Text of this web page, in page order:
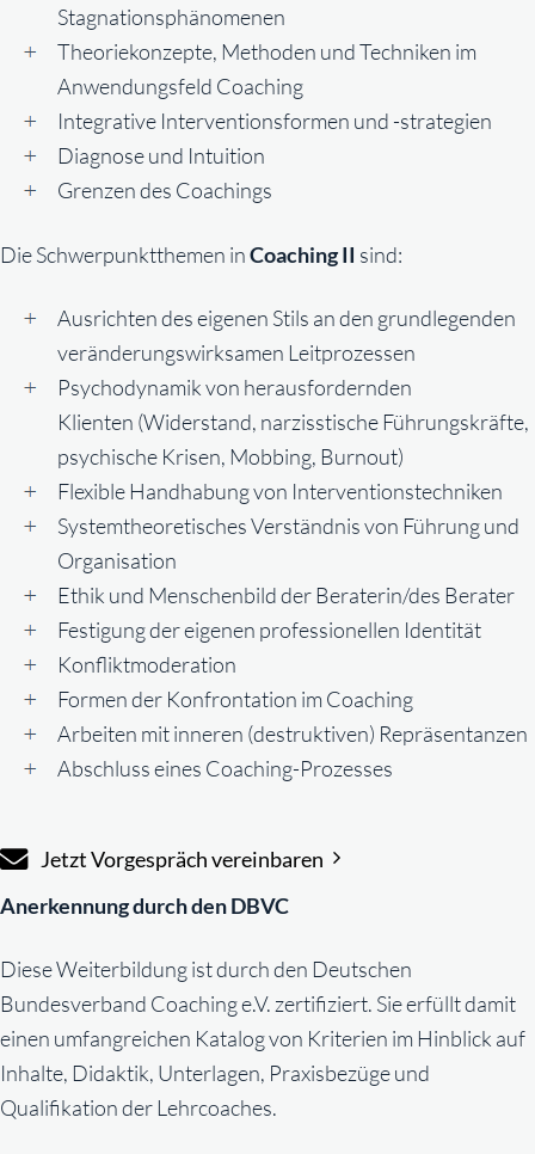
Stagnationsphänomenen
Theoriekonzepte, Methoden und Techniken im
Anwendungsfeld Coaching
Integrative Interventionsformen und -strategien
Diagnose und Intuition
Grenzen des Coachings
Die Schwerpunktthemen inCoaching II sind:
Ausrichten des eigenen Stils an den grundlegenden
veränderungswirksamen Leitprozessen
Psychodynamik von herausfordernden
Klienten (Widerstand, narzisstische Führungskräfte,
psychische Krisen, Mobbing, Burnout)
Flexible Handhabung von Interventionstechniken
Systemtheoretisches Verständnis von Führung und
Organisation
Ethik und Menschenbild der Beraterin/des Berater
Festigung der eigenen professionellen Identität
Konfliktmoderation
Formen der Konfrontation im Coaching
Arbeiten mit inneren (destruktiven) Repräsentanzen
Abschluss eines Coaching-Prozesses
Jetzt Vorgespräch vereinbaren
Anerkennung durch den DBVC
Diese Weiterbildung ist durch den Deutschen
Bundesverband Coaching e.V. zertifiziert. Sie erfüllt damit
einen umfangreichen Katalog von Kriterien im Hinblick auf
Inhalte, Didaktik, Unterlagen, Praxisbezüge und
Qualifikation der Lehrcoaches.